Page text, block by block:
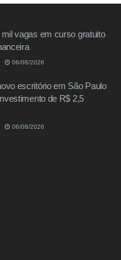
vagas em curso gratuito
06/08/2026
escritório em São Paulo
de R$ 2,5
06/08/2026